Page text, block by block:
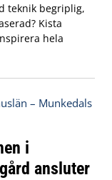
teknik begriplig,
Kista
hela
i
ansluter